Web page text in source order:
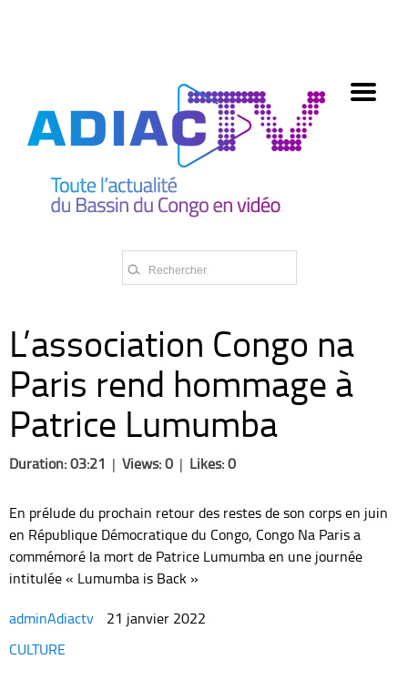
L’association Congo na
Paris rend hommage à
Patrice Lumumba
Duration: 03:21 | Views: 0 | Likes: 0
En prélude du prochain retour des restes de son corps en juin
en République Démocratique du Congo, Congo Na Paris a
commémoré la mort de Patrice Lumumba en une journée
intitulée « Lumumba is Back »
adminAdiactv
21 janvier 2022
Categories
CULTURE